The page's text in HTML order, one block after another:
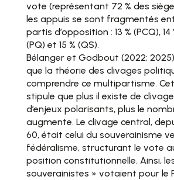
vote (représentant 72 % des
les appuis se sont fragmentés
partis d’opposition : 13 % (PCQ), 14
(PQ) et 15 % (QS).
Bélanger et Godbout (2022;
que la théorie des clivages
comprendre ce multipartisme.
stipule que plus il existe de
d’enjeux polarisants, plus le
augmente. Le clivage central,
60, était celui du souverainisme
fédéralisme, structurant le vote
position constitutionnelle. Ainsi,
souverainistes » votaient pour le